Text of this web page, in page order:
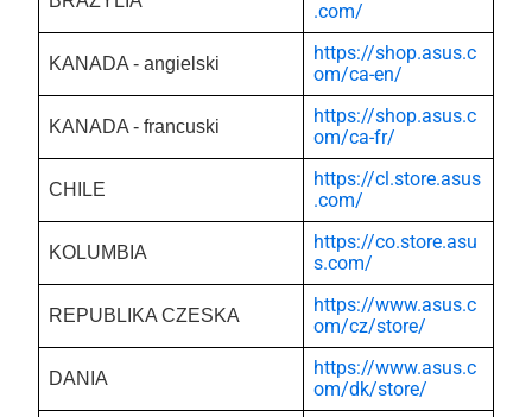
.com/
KANADA - angielski
https://shop.asus.c
om/ca-en/
KANADA - francuski
https://shop.asus.c
om/ca-fr/
CHILE
https://cl.store.asus
.com/
KOLUMBIA
https://co.store.asu
s.com/
REPUBLIKA CZESKA
https://www.asus.c
om/cz/store/
DANIA
https://www.asus.c
om/dk/store/